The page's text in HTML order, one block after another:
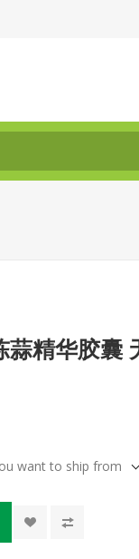
蒜精华胶囊
want to ship from